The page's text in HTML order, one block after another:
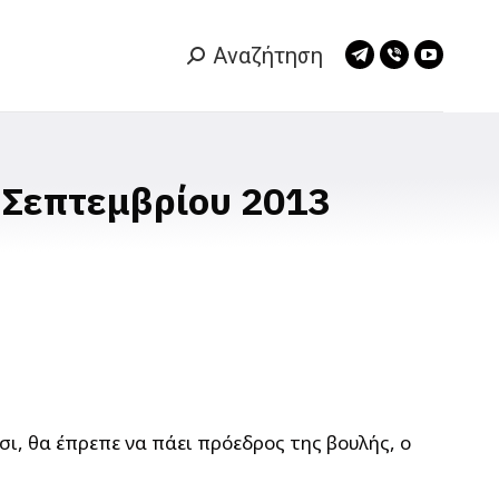
Search:
Αναζήτηση
Telegram
Viber
2013
θα έπρεπε να πάει πρόεδρος της βουλής, ο